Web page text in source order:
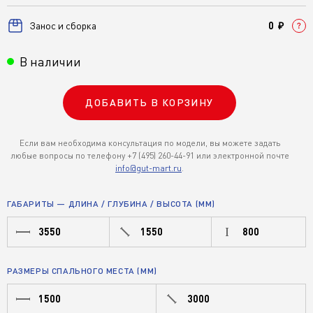
Занос и сборка 0 ₽
В наличии
ДОБАВИТЬ В КОРЗИНУ
Если вам необходима консультация по модели, вы можете задать
любые вопросы по телефону +7 (495) 260-44-91 или электронной почте
info@gut-mart.ru.
ГАБАРИТЫ — ДЛИНА / ГЛУБИНА / ВЫСОТА (ММ)
3550 1550 800
РАЗМЕРЫ СПАЛЬНОГО МЕСТА (ММ)
1500 3000